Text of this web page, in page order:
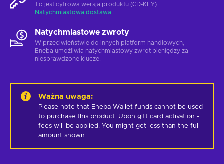
To jest cyfrowa wersja produktu (CD-KEY)
Natychmiastowa dostawa
Natychmiastowe zwroty
W przeciwieństwie do innych platform handlowych,
Eneba umożliwia natychmiastowy zwrot pieniędzy za
niesprawdzone klucze.
Ważna uwaga:
Please note that Eneba Wallet funds cannot be used
to purchase this product. Upon gift card activation -
fees will be applied. You might get less than the full
amount shown.